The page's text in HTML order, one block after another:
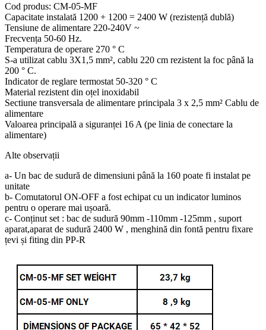
Cod produs: CM-05-MF
Capacitate instalată 1200 + 1200 = 2400 W (rezistență dublă)
Tensiune de alimentare 220-240V ~
Frecvența 50-60 Hz.
Temperatura de operare 270 ° C
S-a utilizat cablu 3X1,5 mm², cablu 220 cm rezistent la foc până la
200 ° C.
Indicator de reglare termostat 50-320 ° C
Material rezistent din oțel inoxidabil
Sectiune transversala de alimentare principala 3 x 2,5 mm² Cablu de
alimentare
Valoarea principală a siguranței 16 A (pe linia de conectare la
alimentare)
Alte observații
a- Un bac de sudură de dimensiuni până la 160 poate fi instalat pe
unitate
b- Comutatorul ON-OFF a fost echipat cu un indicator luminos
pentru o operare mai ușoară.
c- Conținut set : bac de sudură 90mm -110mm -125mm , suport
aparat,aparat de sudură 2400 W , menghină din fontă pentru fixare
țevi și fiting din PP-R